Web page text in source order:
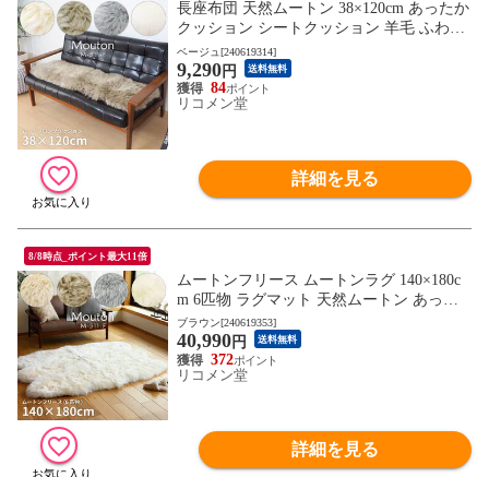
長座布団 天然ムートン 38×120cm あったか
クッション シートクッション 羊毛 ふわふ
わ おしゃれ 北欧 モダン 姫系 カーシート
【送料無料】
ベージュ[240619314]
9,290円 送料無料
84
リコメン堂
詳細を見る
8/8時点_ポイント最大11倍
ムートンフリース ムートンラグ 140×180c
m 6匹物 ラグマット 天然ムートン あった
か 座布団 羊毛 ふわふわ おしゃれ 北欧
【送料無料】
ブラウン[240619353]
40,990円 送料無料
372
リコメン堂
詳細を見る